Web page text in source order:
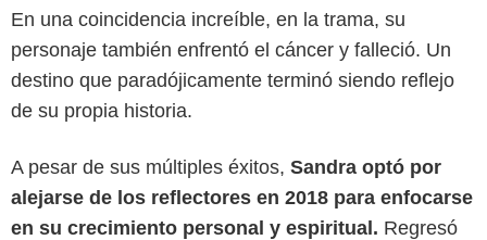
En una coincidencia increíble, en la trama, su
personaje también enfrentó el cáncer y falleció. Un
destino que paradójicamente terminó siendo reflejo
de su propia historia.
A pesar de sus múltiples éxitos, Sandra optó por
alejarse de los reflectores en 2018 para enfocarse
en su crecimiento personal y espiritual. Regresó